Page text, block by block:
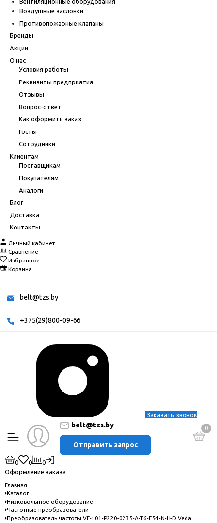
Вентиляционные оборудования
Воздушные заслонки
Противопожарные клапаны
Бренды
Акции
О нас
Условия работы
Реквизиты предприятия
Отзывы
Вопрос-ответ
Как оформить заказ
Госты
Сотрудники
Клиентам
Поставщикам
Покупателям
Аналоги
Блог
Доставка
Контакты
Личный кабинет
Сравнение
Избранное
Корзина
belt@tzs.by
+375(29)800-09-66
Заказать звонок
belt@tzs.by
Отправить запрос
0
0 0
0
Оформление заказа
Главная
Каталог
Низковольтное оборудование
Частотные преобразователи
Преобразователь частоты VF-101-P220-0235-A-T6-E54-N-H-D Veda